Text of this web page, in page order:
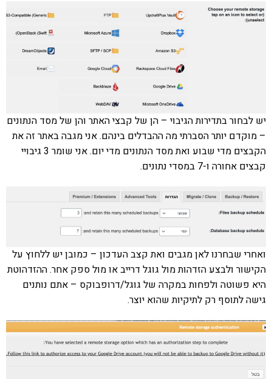
יש לבחור בתדירות הגיבוי – הן של קבצי האתר והן של מסד הנתונים
– מוקדם יותר הסברתי מה ההבדלים בינהם. אני מגבה באתר זה את
הקבצים מדי שבוע ואת מסד הנתונים מדי יום. אני שומר 3 גיבויי
קבצים אחורה ו-7 במסדי נתונים.
ואחרי שבחרנו לאן מגבים ואת קצב העדכון – כמובן יש ללחוץ על
הקישור ולבצע הזדהות מול גוגל דרייב או מול ספק אחר. ההזדהוטת
היא פשוטה ולפחות במקרה של גוגל/דרופבוקס – אתם נותנים
גישה לתוסף רק לתיקיות שהוא יוצר.